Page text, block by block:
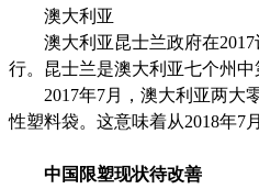
澳大利亚
澳大利亚昆士兰政府在2017
行。昆士兰是澳大利亚七个州
2017年7月，澳大利亚两大零
性塑料袋。这意味着从2018年7
中国限塑现状待改善